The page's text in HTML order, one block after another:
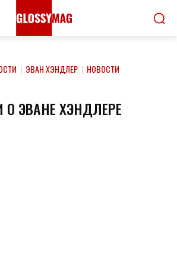
| ЭВАН ХЭНДЛЕР | НОВОСТИ
О ЭВАНЕ ХЭНДЛЕРЕ